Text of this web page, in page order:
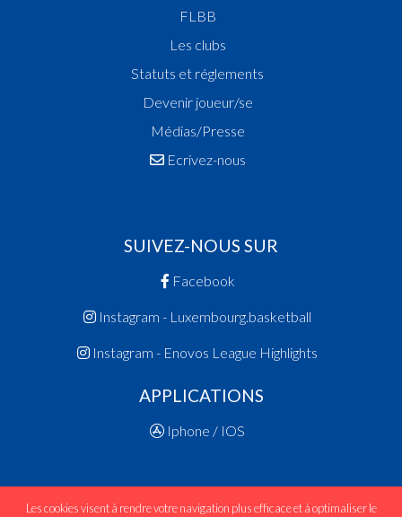
FLBB
Les clubs
Statuts et réglements
Devenir joueur/se
Médias/Presse
Ecrivez-nous
SUIVEZ-NOUS SUR
Facebook
Instagram - Luxembourg.basketball
Instagram - Enovos League Highlights
APPLICATIONS
Iphone / IOS
Les cookies visent à rendre votre navigation plus efficace et à optimaliser le